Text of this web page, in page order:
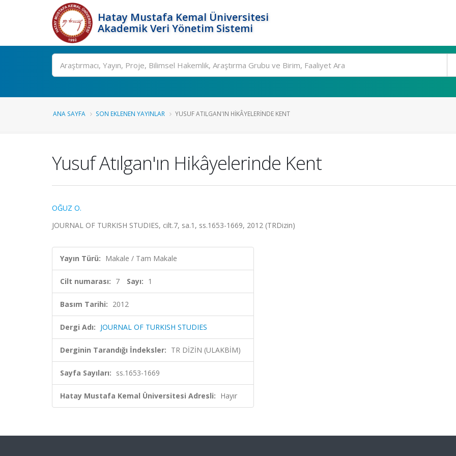
Hatay Mustafa Kemal Üniversitesi
Akademik Veri Yönetim Sistemi
Ara
ANA SAYFA SON EKLENEN YAYINLAR YUSUF ATILGAN'IN HIKÂYELERINDE KENT
Yusuf Atılgan'ın Hikâyelerinde Kent
OĞUZ O.
JOURNAL OF TURKISH STUDIES, cilt.7, sa.1, ss.1653-1669, 2012 (TRDizin)
Yayın Türü: Makale / Tam Makale
Cilt numarası: 7 Sayı: 1
Basım Tarihi: 2012
Dergi Adı: JOURNAL OF TURKISH STUDIES
Derginin Tarandığı İndeksler: TR DİZİN (ULAKBİM)
Sayfa Sayıları: ss.1653-1669
Hatay Mustafa Kemal Üniversitesi Adresli: Hayır